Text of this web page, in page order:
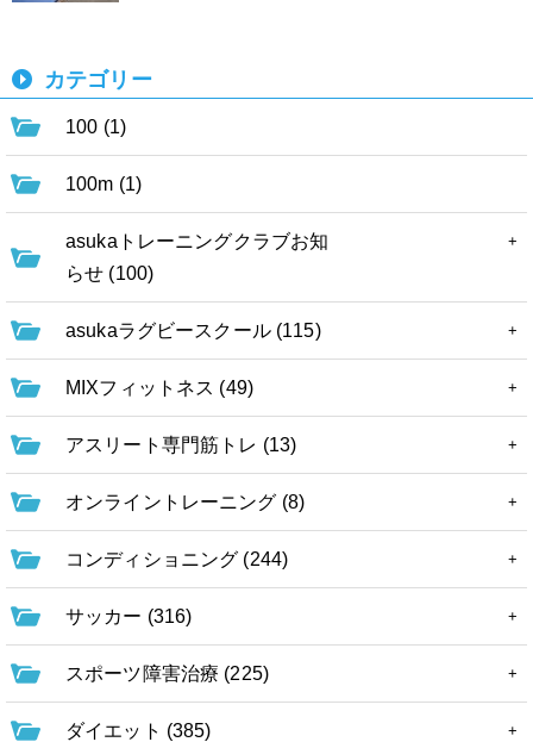
カテゴリー
100 (1)
100m (1)
asukaトレーニングクラブお知
らせ (100)
asukaラグビースクール (115)
MIXフィットネス (49)
アスリート専門筋トレ (13)
オンライントレーニング (8)
コンディショニング (244)
サッカー (316)
スポーツ障害治療 (225)
ダイエット (385)